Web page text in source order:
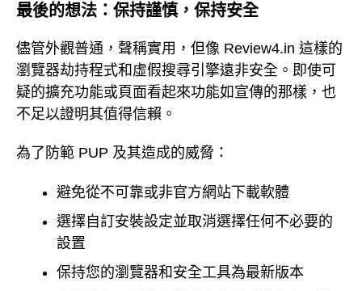
最後的想法：保持謹慎，保持安全
儘管外觀普通，聲稱實用，但像 Review4.in 這樣的
瀏覽器劫持程式和虛假搜尋引擎遠非安全。即使可
疑的擴充功能或頁面看起來功能如宣傳的那樣，也
不足以證明其值得信賴。
為了防範 PUP 及其造成的威脅：
避免從不可靠或非官方網站下載軟體
選擇自訂安裝設定並取消選擇任何不必要的
設置
保持您的瀏覽器和安全工具為最新版本